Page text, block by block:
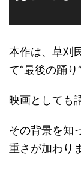
本作は、草刈
て“最後の踊り
映画としても
その背景を知
重さが加わり